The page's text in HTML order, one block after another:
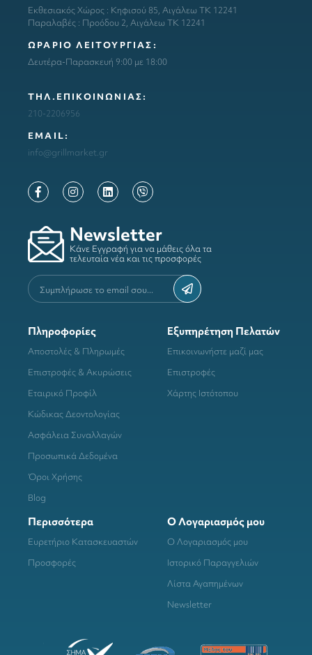
Εκθεσιακός Χώρος : Κηφισού 85, Αιγάλεω ΤΚ 12241
Παραλαβές : Προόδου 2, Αιγάλεω ΤΚ 12241
ΩΡΑΡΙΟ ΛΕΙΤΟΥΡΓΙΑΣ:
Δευτέρα-Παρασκευή 9:00 με 18:00
ΤΗΛ.ΕΠΙΚΟΙΝΩΝΙΑΣ:
210-2206956
ΕΜΑΙL:
info@grillmarket.gr
Newsletter
Κάνε Εγγραφή για να μάθεις όλα τα
τελευταία νέα και τις προσφορές
Πληροφορίες
Αποστολές & Πληρωμές
Επιστροφές & Ακυρώσεις
Εταιρικό Προφίλ
Κώδικας Δεοντολογίας
Ασφάλεια Συναλλαγών
Προσωπικά Δεδομένα
Όροι Χρήσης
Blog
Εξυπηρέτηση Πελατών
Επικοινωνήστε μαζί μας
Επιστροφές
Χάρτης Ιστότοπου
Περισσότερα
Ευρετήριο Κατασκευαστών
Προσφορές
Ο Λογαριασμός μου
Ο Λογαριασμός μου
Ιστορικό Παραγγελιών
Λίστα Αγαπημένων
Newsletter